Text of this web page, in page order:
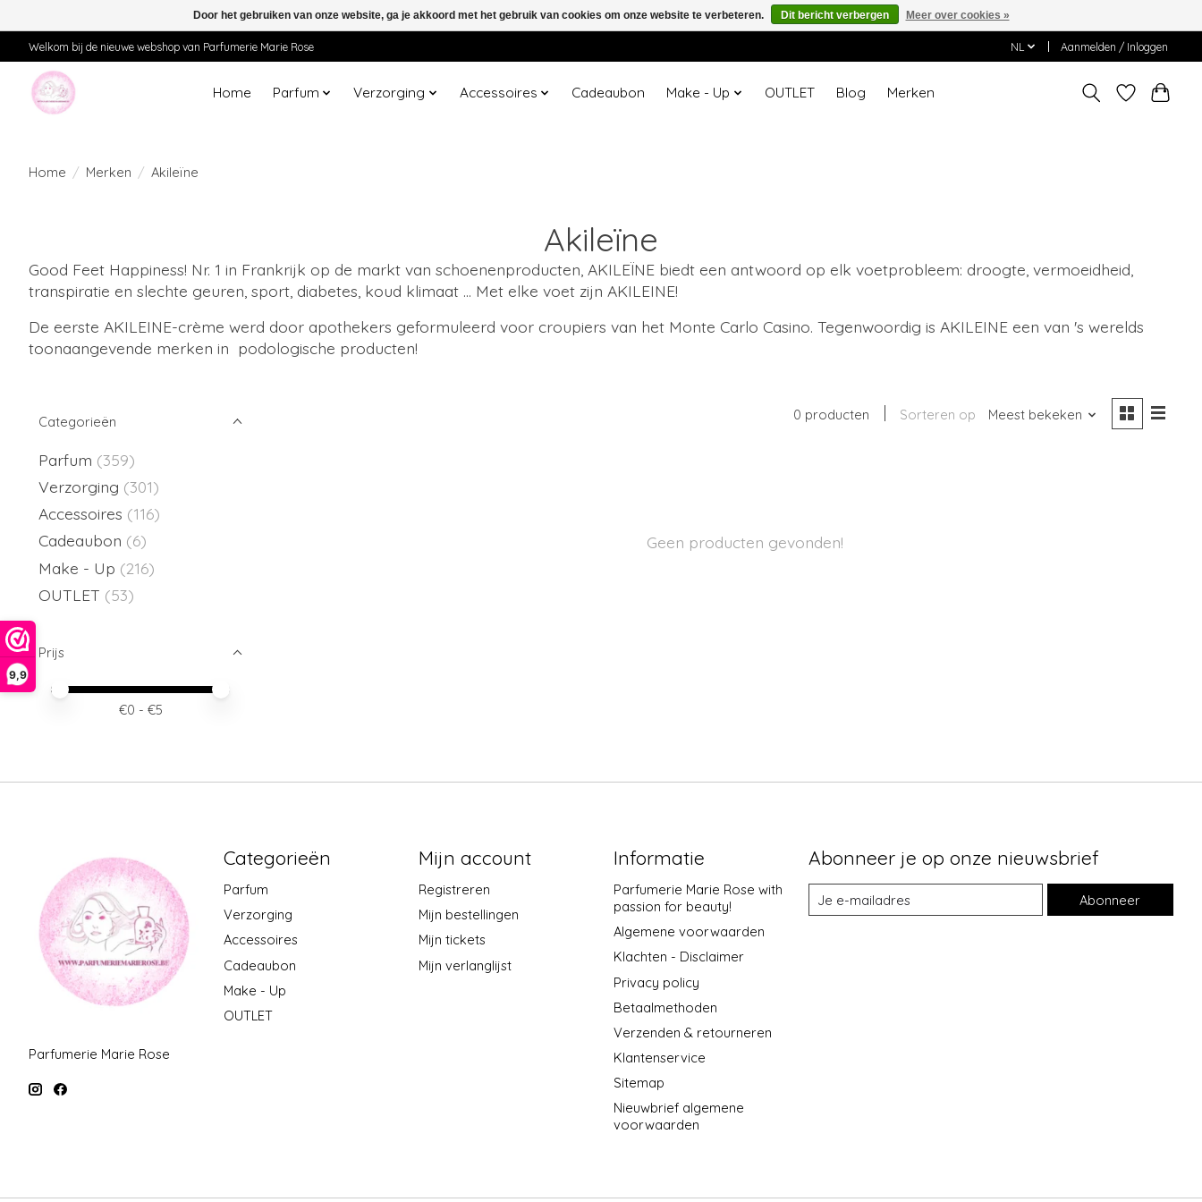
9,9
Welkom bij de nieuwe webshop van Parfumerie Marie Rose NL Aanmelden / Inloggen
Home Parfum Verzorging Accessoires Cadeaubon Make - Up OUTLET Blog Merken
Home / Merken / Akileïne
Akileïne
Good Feet Happiness! Nr. 1 in Frankrijk op de markt van schoenenproducten, AKILEÏNE biedt een antwoord op elk voetprobleem: droogte, vermoeidheid,
transpiratie en slechte geuren, sport, diabetes, koud klimaat ... Met elke voet zijn AKILEINE!
De eerste AKILEINE-crème werd door apothekers geformuleerd voor croupiers van het Monte Carlo Casino. Tegenwoordig is AKILEINE een van 's werelds
toonaangevende merken in podologische producten!
Categorieën
Parfum (359)
Verzorging (301)
Accessoires (116)
Cadeaubon (6)
Make - Up (216)
OUTLET (53)
Prijs
Minimale prijswaarde
Price maximum value
€0 - €5
0 producten Sorteren op Meest bekeken
Geen producten gevonden!
Parfumerie Marie Rose
Categorieën
Parfum
Verzorging
Accessoires
Cadeaubon
Make - Up
OUTLET
Mijn account
Registreren
Mijn bestellingen
Mijn tickets
Mijn verlanglijst
Informatie
Parfumerie Marie Rose with
passion for beauty!
Algemene voorwaarden
Klachten - Disclaimer
Privacy policy
Betaalmethoden
Verzenden & retourneren
Klantenservice
Sitemap
Nieuwbrief algemene
voorwaarden
Abonneer je op onze nieuwsbrief
Abonneer
Door het gebruiken van onze website, ga je akkoord met het gebruik van cookies om onze website te verbeteren. Dit bericht verbergen Meer over cookies »